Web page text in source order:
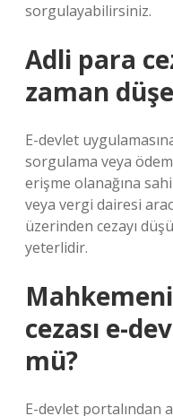
sorgulayabilirsiniz.
Adli para
zaman
E-devlet
sorgulama veya
erişme olanağına
veya vergi dairesi
üzerinden cezayı
yeterlidir.
cezası e-
mü?
E-devlet portalından